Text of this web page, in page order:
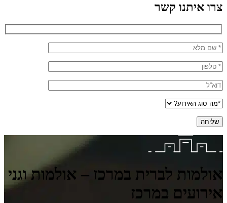
צרו איתנו קשר
אולמות לברית במרכז – אולמות וגני
אירועים במרכז